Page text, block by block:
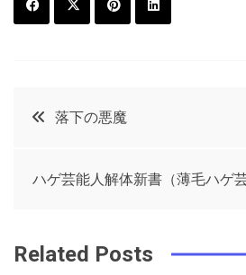
o
k
r
e
e
t
in
投
ビ
落下の悪魔
ハゲ芸能人解体新書（薄毛ハゲ
Related Posts